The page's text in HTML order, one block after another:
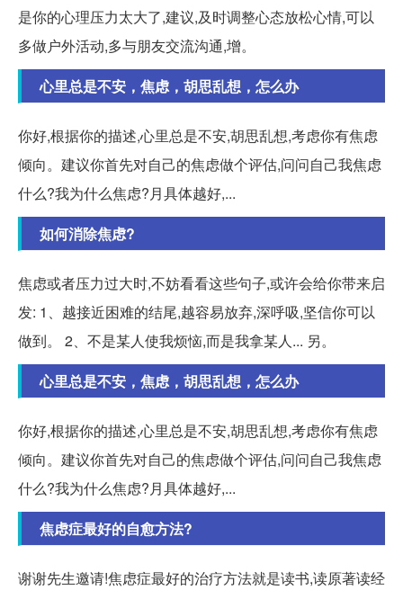
是你的心理压力太大了,建议,及时调整心态放松心情,可以
多做户外活动,多与朋友交流沟通,增。
心里总是不安，焦虑，胡思乱想，怎么办
你好,根据你的描述,心里总是不安,胡思乱想,考虑你有焦虑
倾向。建议你首先对自己的焦虑做个评估,问问自己我焦虑
什么?我为什么焦虑?月具体越好,...
如何消除焦虑?
焦虑或者压力过大时,不妨看看这些句子,或许会给你带来启
发: 1、越接近困难的结尾,越容易放弃,深呼吸,坚信你可以
做到。 2、不是某人使我烦恼,而是我拿某人... 另。
心里总是不安，焦虑，胡思乱想，怎么办
你好,根据你的描述,心里总是不安,胡思乱想,考虑你有焦虑
倾向。建议你首先对自己的焦虑做个评估,问问自己我焦虑
什么?我为什么焦虑?月具体越好,...
焦虑症最好的自愈方法?
谢谢先生邀请!焦虑症最好的治疗方法就是读书,读原著读经